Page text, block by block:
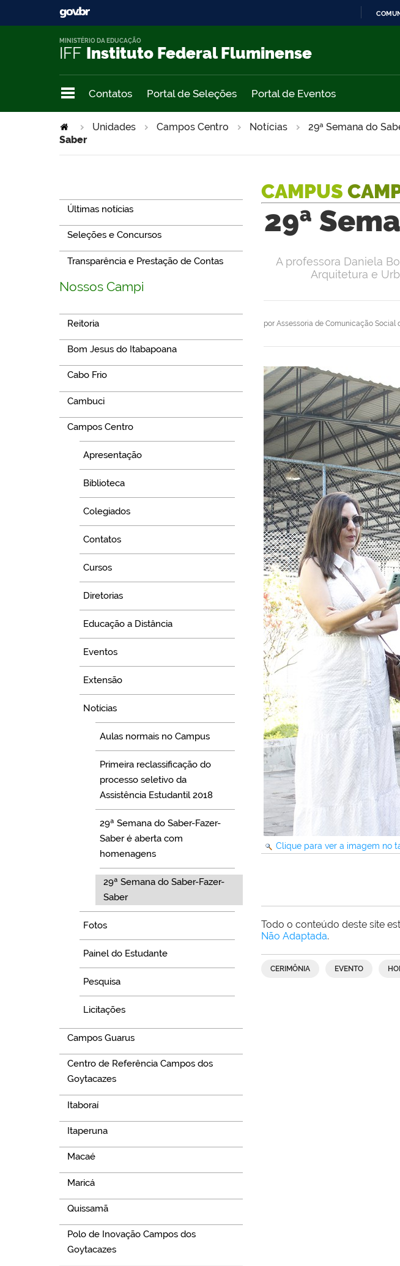
IFF Instituto Federal Fluminense
MINISTÉRIO DA EDUCAÇÃO
Contatos Portal de Seleções Portal de Eventos
Unidades Campos Centro Notícias 29ª Semana do
Saber
Últimas notícias
Seleções e Concursos
Transparência e Prestação de Contas
Nossos Campi
Reitoria
Bom Jesus do Itabapoana
Cabo Frio
Cambuci
Campos Centro
Apresentação
Biblioteca
Colegiados
Contatos
Cursos
Diretorias
Educação a Distância
Eventos
Extensão
Notícias
Aulas normais no Campus
Primeira reclassificação do
processo seletivo da
Assistência Estudantil 2018
29ª Semana do Saber-Fazer-
Saber é aberta com
homenagens
29ª Semana do Saber-Fazer-
Saber
Fotos
Painel do Estudante
Pesquisa
Licitações
Campos Guarus
Centro de Referência Campos dos
Goytacazes
Itaboraí
Itaperuna
Macaé
Maricá
Quissamã
Polo de Inovação Campos dos
Goytacazes
CAMPUS
29ª
por Assessoria de Comunicação Social
A professora Daniela
Arquitetura e
Clique para ver a imagem no
Todo o conteúdo deste site
Não Adaptada.
CERIMÔNIA EVENTO